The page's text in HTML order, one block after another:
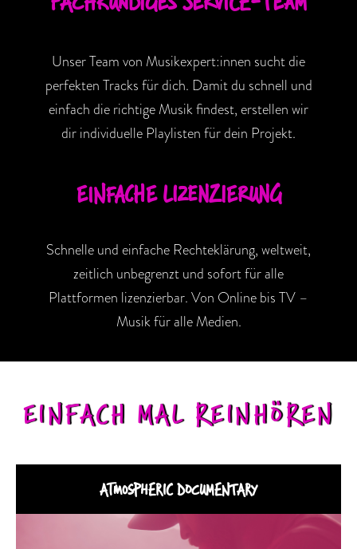
Unser Team von Musikexpert:innen sucht die
perfekten Tracks für dich. Damit du schnell und
einfach die richtige Musik findest, erstellen wir
dir individuelle Playlisten für dein Projekt.
EINFACHE LIZENZIERUNG
Schnelle und einfache Rechteklärung, weltweit,
zeitlich unbegrenzt und sofort für alle
Plattformen lizenzierbar. Von Online bis TV –
Musik für alle Medien.
EINFACH MAL REINHÖREN
ATMOSPHERIC DOCUMENTARY